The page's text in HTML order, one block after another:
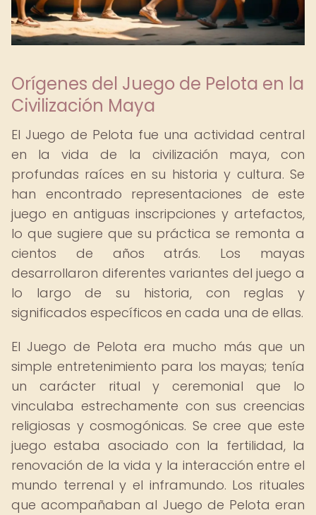
Orígenes del Juego de Pelota en la
Civilización Maya
El Juego de Pelota fue una actividad central
en la vida de la civilización maya, con
profundas raíces en su historia y cultura. Se
han encontrado representaciones de este
juego en antiguas inscripciones y artefactos,
lo que sugiere que su práctica se remonta a
cientos de años atrás. Los mayas
desarrollaron diferentes variantes del juego a
lo largo de su historia, con reglas y
significados específicos en cada una de ellas.
El Juego de Pelota era mucho más que un
simple entretenimiento para los mayas; tenía
un carácter ritual y ceremonial que lo
vinculaba estrechamente con sus creencias
religiosas y cosmogónicas. Se cree que este
juego estaba asociado con la fertilidad, la
renovación de la vida y la interacción entre el
mundo terrenal y el inframundo. Los rituales
que acompañaban al Juego de Pelota eran